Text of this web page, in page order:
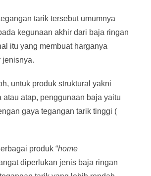
tarik tersebut umumnya
kegunaan akhir dari baja ringan
itu yang membuat harganya
jenisnya.
untuk produk struktural yakni
atau atap, penggunaan baja yaitu
gaya tegangan tarik tinggi (
produk “home
diperlukan jenis baja ringan